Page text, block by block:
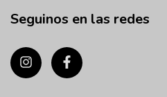
Seguinos en las redes